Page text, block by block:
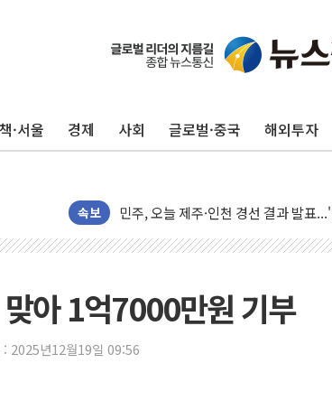
·서울 경제 사회 글로벌·중국 해외투자
속보
충북 주말 무더위 지속…청주·진천 35
10월 보완수사권 폐지·공소청 출범…
한상협, 업계 개인정보 보안 새판 짠
뉴욕증시, 고용 쇼크에 금리 인상 우
유럽증시, 美 고용 예상 밖 부진에 연
미 연준 매파 기세 꺾이나…고용 감소에
[종합] 이슬람 수니파 3국, '공동방위
트럼프, 백신·자폐증 행정명령 검토
美 항소법원, 백악관 무도회장 공사
아 1억7000만원 기부
: 2025년12월19일 09:56